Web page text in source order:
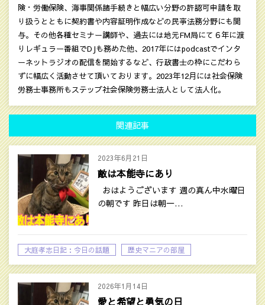
険・労働保険、海事関係諸手続きと幅広い分野の許認可申請を取
り扱うとともに契約書や内容証明作成などの民亊法務分野にも関
与。その他各種セミナー講師や、過去には地元FM局にて６年に渡
りレギュラー番組でDJも務めた他、2017年にはpodcastでインタ
ーネットラジオの配信を開始するなど、行政書士の枠にこだわら
ずに幅広く活動させて頂いております。2023年12月には社会保険
労務士事務所もステップ社会保険労務士法人として法人化。
関連記事
2023年6月21日
敵は本能寺にあり
おはようございます 週の真ん中水曜日
の朝です 昨日は朝一…
大庭孝志日記：今日の話題 歴史マニアの部屋
2026年1月14日
愛と希望と勇気の日